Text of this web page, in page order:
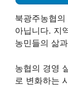
북광주농협
아닙니다. 지
농민들의 삶
농협의 경영
로 변화하는